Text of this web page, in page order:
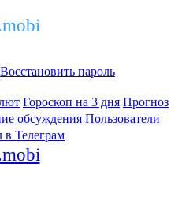
Восстановить пароль
Гороскоп на 3 дня Прогноз
обсуждения Пользователи
Телеграм